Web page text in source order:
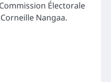
Électorale
Nangaa.